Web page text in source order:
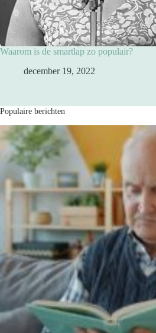
Waarom is de smartlap zo populair?
december 19, 2022
Populaire berichten